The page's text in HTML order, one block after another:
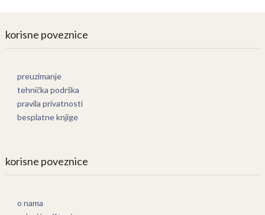
korisne poveznice
preuzimanje
tehnička podrška
pravila privatnosti
besplatne knjige
korisne poveznice
o nama